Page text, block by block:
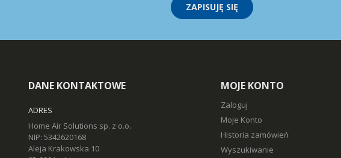
ZAPISUJĘ SIĘ
DANE KONTAKTOWE
ADRES
Home Air Solutions sp. z o.o.
NIP: 5342620168
Aleja Krakowska 10
MOJE KONTO
Zaloguj
Moje Konto
Historia zamówień
Wyszukiwanie